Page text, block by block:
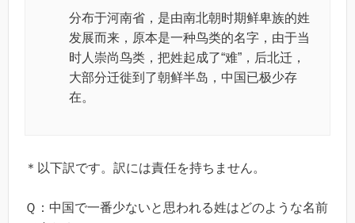
分布于河南省，是由南北朝时期鲜卑族的姓
发展而来，原本是一种鸟类的名字，由于当
时人崇尚鸟类，把姓起成了“难”，后北迁，
大部分迁徙到了朝鲜半岛，中国已极少存
在。
＊以下訳です。訳には責任を持ちません。
Ｑ：中国で一番少ないと思われる姓はどのような名前